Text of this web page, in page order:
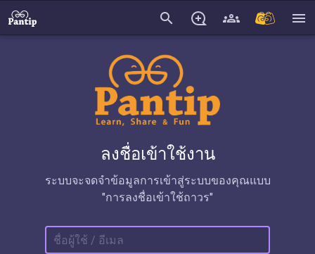
search menu
ลงชื่อเข้าใช้งาน
ระบบจะจดจำข้อมูลการเข้าสู่ระบบของคุณแบบ
"การลงชื่อเข้าใช้ถาวร"